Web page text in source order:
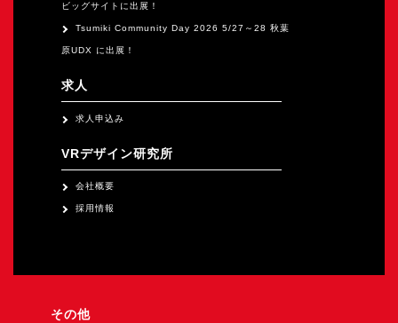
ビッグサイトに出展！
Tsumiki Community Day 2026 5/27～28 秋葉
原UDX に出展！
求人
求人申込み
VRデザイン研究所
会社概要
採用情報
その他